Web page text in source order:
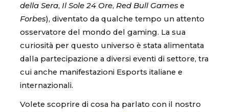
della Sera, Il Sole 24 Ore, Red Bull Games e
Forbes), diventato da qualche tempo un attento
osservatore del mondo del gaming. La sua
curiosità per questo universo è stata alimentata
dalla partecipazione a diversi eventi di settore, tra
cui anche manifestazioni Esports italiane e
internazionali.
Volete scoprire di cosa ha parlato con il nostro